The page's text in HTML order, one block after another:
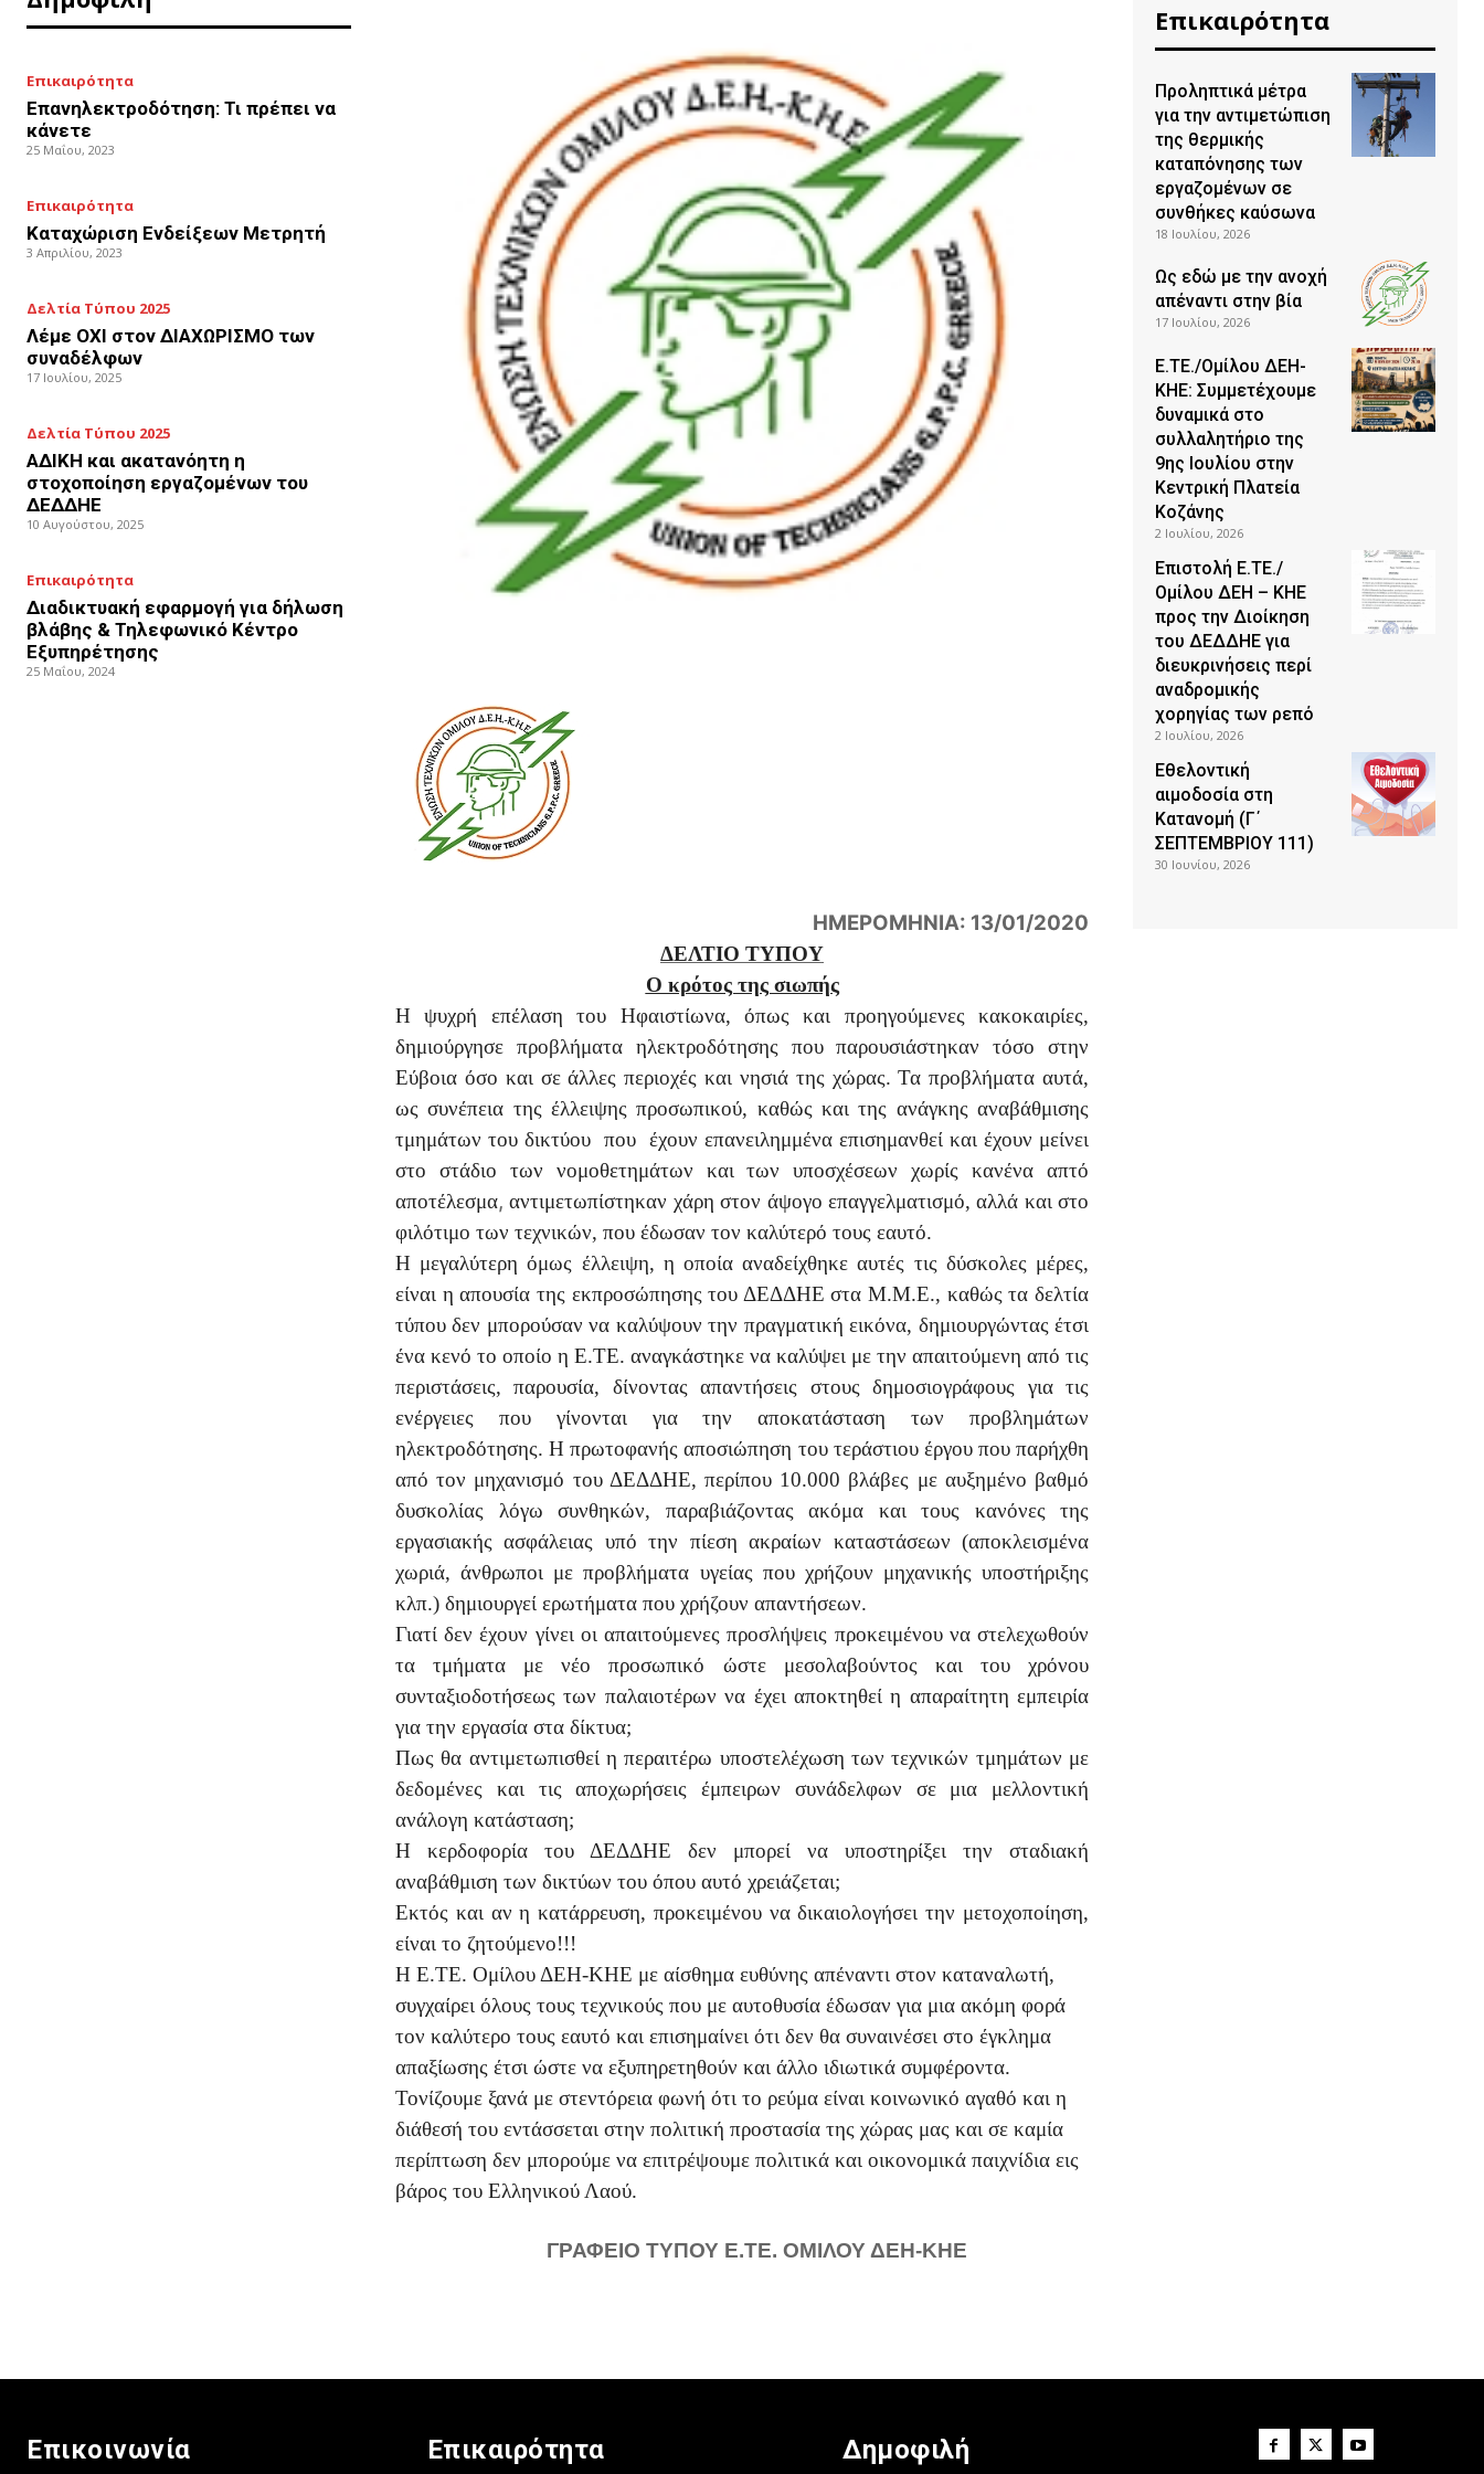
Επικαιρότητα
Επανηλεκτροδότηση: Τι πρέπει να
κάνετε
25 Μαΐου, 2023
Επικαιρότητα
Καταχώριση Ενδείξεων Μετρητή
3 Απριλίου, 2023
Δελτία Τύπου 2025
Λέμε ΟΧΙ στον ΔΙΑΧΩΡΙΣΜΟ των
συναδέλφων
17 Ιουλίου, 2025
Δελτία Τύπου 2025
ΑΔΙΚΗ και ακατανόητη η
στοχοποίηση εργαζομένων του
ΔΕΔΔΗΕ
10 Αυγούστου, 2025
Επικαιρότητα
Διαδικτυακή εφαρμογή για δήλωση
βλάβης & Τηλεφωνικό Κέντρο
Εξυπηρέτησης
25 Μαΐου, 2024
ΗΜΕΡΟΜΗΝΙΑ: 13/01/2020
ΔΕΛΤΙΟ ΤΥΠΟΥ
Ο κρότος της σιωπής
Η ψυχρή επέλαση του Ηφαιστίωνα, όπως και προηγούμενες κακοκαιρίες,
δημιούργησε προβλήματα ηλεκτροδότησης που παρουσιάστηκαν
τόσο στην
Εύβοια όσο και σε άλλες περιοχές και νησιά της χώρας. Τα προβλήματα αυτά,
ως συνέπεια της έλλειψης προσωπικού, καθώς και της ανάγκης αναβάθμισης
τμημάτων του δικτύου που έχουν επανειλημμένα επισημανθεί και έχουν μείνει
στο στάδιο των νομοθετημάτων και των υποσχέσεων χωρίς κανένα απτό
αποτέλεσμα, αντιμετωπίστηκαν χάρη στον άψογο επαγγελματισμό, αλλά και στο
φιλότιμο των τεχνικών, που έδωσαν τον καλύτερό τους εαυτό.
Η μεγαλύτερη όμως έλλειψη, η οποία αναδείχθηκε αυτές τις δύσκολες μέρες,
είναι η απουσία της εκπροσώπησης του ΔΕΔΔΗΕ στα Μ.Μ.Ε., καθώς τα δελτία
τύπου δεν μπορούσαν να καλύψουν την πραγματική εικόνα, δημιουργώντας έτσι
ένα κενό το οποίο η Ε.ΤΕ. αναγκάστηκε να καλύψει με την απαιτούμενη από τις
περιστάσεις, παρουσία, δίνοντας απαντήσεις στους δημοσιογράφους για τις
ενέργειες που γίνονται για την αποκατάσταση των προβλημάτων
ηλεκτροδότησης. Η πρωτοφανής αποσιώπηση του τεράστιου έργου που παρήχθη
από τον μηχανισμό του ΔΕΔΔΗΕ, περίπου 10.000 βλάβες με αυξημένο βαθμό
δυσκολίας λόγω συνθηκών, παραβιάζοντας ακόμα και τους κανόνες της
εργασιακής ασφάλειας υπό την πίεση ακραίων καταστάσεων (αποκλεισμένα
χωριά, άνθρωποι με προβλήματα υγείας που χρήζουν μηχανικής υποστήριξης
κλπ.) δημιουργεί ερωτήματα που χρήζουν απαντήσεων.
Γιατί δεν έχουν γίνει οι απαιτούμενες προσλήψεις προκειμένου να στελεχωθούν
τα τμήματα με νέο προσωπικό ώστε μεσολαβούντος και του χρόνου
συνταξιοδοτήσεως των παλαιοτέρων να έχει αποκτηθεί η απαραίτητη εμπειρία
για την εργασία στα δίκτυα;
Πως θα αντιμετωπισθεί η περαιτέρω υποστελέχωση των τεχνικών τμημάτων με
δεδομένες και τις αποχωρήσεις έμπειρων συνάδελφων σε μια μελλοντική
ανάλογη κατάσταση;
Η κερδοφορία του ΔΕΔΔΗΕ δεν μπορεί να υποστηρίξει την σταδιακή
αναβάθμιση των δικτύων του όπου αυτό χρειάζεται;
Εκτός και αν η κατάρρευση, προκειμένου να δικαιολογήσει την μετοχοποίηση,
είναι το ζητούμενο!!!
Η Ε.ΤΕ. Ομίλου ΔΕΗ-ΚΗΕ με αίσθημα ευθύνης απέναντι στον καταναλωτή,
συγχαίρει όλους τους τεχνικούς που με αυτοθυσία έδωσαν για μια ακόμη φορά
τον καλύτερο τους εαυτό και επισημαίνει ότι δεν θα συναινέσει στο έγκλημα
απαξίωσης έτσι ώστε να εξυπηρετηθούν και άλλο ιδιωτικά συμφέροντα.
Τονίζουμε ξανά με στεντόρεια φωνή ότι το ρεύμα είναι κοινωνικό αγαθό και η
διάθεσή του εντάσσεται στην πολιτική προστασία της χώρας μας και σε καμία
περίπτωση δεν μπορούμε να επιτρέψουμε πολιτικά και οικονομικά παιχνίδια εις
βάρος του Ελληνικού Λαού.
ΓΡΑΦΕΙΟ ΤΥΠΟΥ Ε.ΤΕ. ΟΜΙΛΟΥ ΔΕΗ-ΚΗΕ
Επικαιρότητα
Προληπτικά μέτρα
για την αντιμετώπιση
της θερμικής
καταπόνησης των
εργαζομένων σε
συνθήκες καύσωνα
18 Ιουλίου, 2026
Ως εδώ με την ανοχή
απέναντι στην βία
17 Ιουλίου, 2026
Ε.ΤΕ./Ομίλου ΔΕΗ-
ΚΗΕ: Συμμετέχουμε
δυναμικά στο
συλλαλητήριο της
9ης Ιουλίου στην
Κεντρική Πλατεία
Κοζάνης
2 Ιουλίου, 2026
Επιστολή Ε.ΤΕ./
Ομίλου ΔΕΗ – ΚΗΕ
προς την Διοίκηση
του ΔΕΔΔΗΕ για
διευκρινήσεις περί
αναδρομικής
χορηγίας των ρεπό
2 Ιουλίου, 2026
Εθελοντική
αιμοδοσία στη
Κατανομή (Γ΄
ΣΕΠΤΕΜΒΡΙΟΥ 111)
30 Ιουνίου, 2026
Επικοινωνία Επικαιρότητα Δημοφιλή